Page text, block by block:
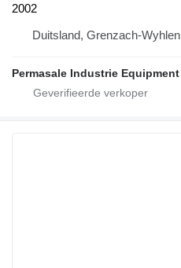
2002
Duitsland, Grenzach-Wyhlen
Permasale Industrie Equipment